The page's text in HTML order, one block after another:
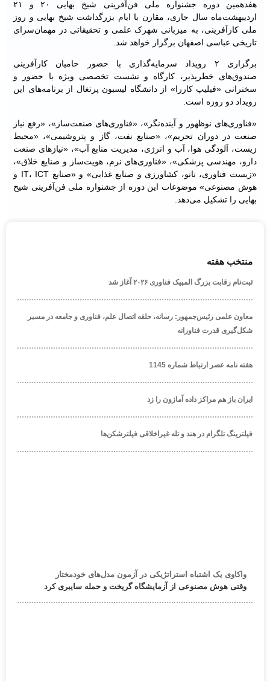
هفدهمین دوره جشنواره ملی فن‌آفرینی شیخ بهایی ۲۰ و ۲۱
اردیبهشت‌ماه سال جاری، مقارن با ایام بزرگداشت شیخ بهایی و روز
ملی کارآفرینی، به میزبانی شهرک علمی و تحقیقاتی در مهمان‌سرای
تاریخی عباسی اصفهان برگزار خواهد شد.
برگزاری ۲ رویداد سرمایه‌گذاری با حضور حامیان کارآفرینی
صندوق‌های خطرپذیر، کارگاه و نشست تخصصی ویژه با حضور و
سخنرانی «فیلیپ کاررا» از دانشگاه لیسبون پرتغال از برنامه‌های این
رویداد دو روزه است.
«فناوری‌های نوظهور و آینده‌نگر»، «فناوری‌های صنعت‌ساز»، «رفع نیاز
صنعت در دوران تحریم»، «صنایع نفت، گاز و پتروشیمی»، «محیط
زیست، آلودگی هوا، آب و انرژی، مدیریت منابع آب»، «نیازهای صنعت
دارو، مهندسی پزشکی»، «فناوری‌های نرم، هویت‌ساز و صنایع خلاق»،
«زیست فناوری، نانو، کشاورزی و صنایع غذایی» و «صنایع IT، ICT و
هوش مصنوعی» موضوعات این دوره از جشنواره ملی فن‌آفرینی شیخ
بهایی را تشکیل می‌دهد.
منتخب هفته
ثبت‌نام رقابت بزرگ المپیک فناوری ۲۰۲۶ آغاز شد
معاون علمی رئیس‌جمهور: رسانه، حلقه اتصال علم، فناوری و جامعه در مسیر
شکل‌گیری قدرت فناورانه
هفته نامه عصر ارتباط شماره 1145
ایران باز هم مراکز داده آمازون را زد
فیلترینگ تلگرام در هند و تله غیراخلاقی فیلترشکن‌ها
واکاوی یک اشتباه استراتژیکی در آزمون مدل‌های خودمختار
وقتی هوش مصنوعی از آزمایشگاه گریخت و حمله سایبری کرد